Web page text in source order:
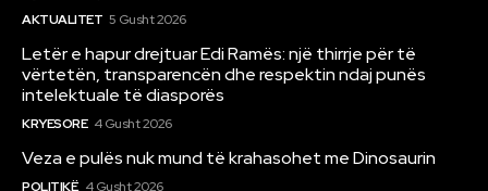
AKTUALITET 5 Gusht 2026
Letër e hapur drejtuar Edi Ramës: një thirrje për të
vërtetën, transparencën dhe respektin ndaj punës
intelektuale të diasporës
KRYESORE 4 Gusht 2026
Veza e pulës nuk mund të krahasohet me Dinosaurin
POLITIKË 4 Gusht 2026